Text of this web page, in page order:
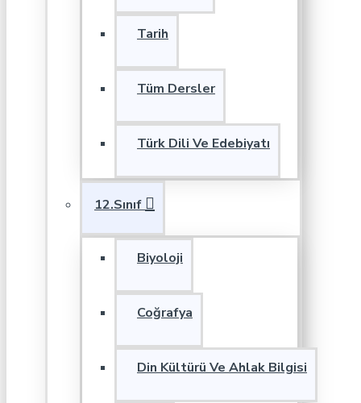
Tarih
Tüm Dersler
Türk Dili Ve Edebiyatı
12.Sınıf
Biyoloji
Coğrafya
Din Kültürü Ve Ahlak Bilgisi